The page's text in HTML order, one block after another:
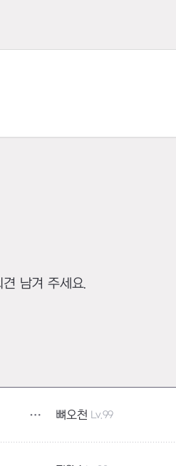
남겨 주세요.
뼈오천 Lv.99